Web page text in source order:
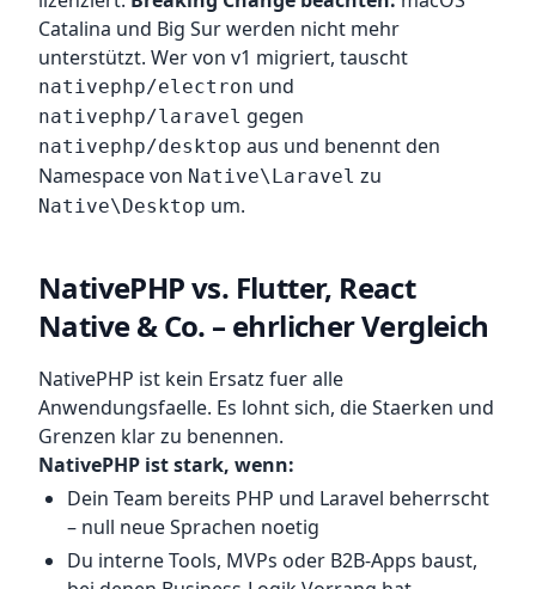
Catalina und Big Sur werden nicht mehr
unterstützt. Wer von v1 migriert, tauscht
nativephp/electron und
nativephp/laravel gegen
nativephp/desktop aus und benennt den
Namespace von Native\Laravel zu
Native\Desktop um.
NativePHP vs. Flutter, React
Native & Co. – ehrlicher Vergleich
NativePHP ist kein Ersatz fuer alle
Anwendungsfaelle. Es lohnt sich, die Staerken und
Grenzen klar zu benennen.
NativePHP ist stark, wenn:
Dein Team bereits PHP und Laravel beherrscht
– null neue Sprachen noetig
Du interne Tools, MVPs oder B2B-Apps baust,